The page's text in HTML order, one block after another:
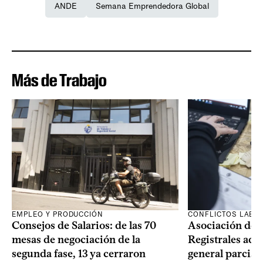
ANDE Semana Emprendedora Global
Más de Trabajo
EMPLEO Y PRODUCCIÓN
Consejos de Salarios: de las 70
mesas de negociación de la
segunda fase, 13 ya cerraron
CONFLICTOS
Asociación de
Registrales
general parcial